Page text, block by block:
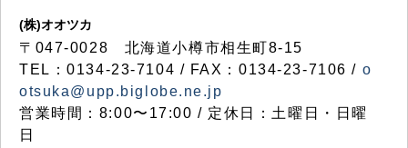
(株)オオツカ
〒047-0028 北海道小樽市相生町8-15
TEL：0134-23-7104 / FAX：0134-23-7106 / o
otsuka@upp.biglobe.ne.jp
営業時間：8:00〜17:00 / 定休日：土曜日・日曜
日